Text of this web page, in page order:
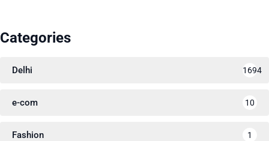
Categories
Delhi 1694
e-com 10
Fashion 1